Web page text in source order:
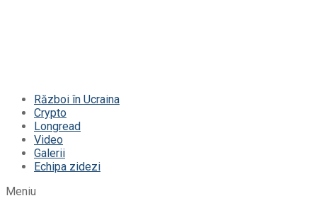
Război în Ucraina
Crypto
Longread
Video
Galerii
Echipa zidezi
Meniu